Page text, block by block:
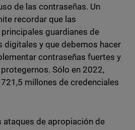
de las contraseñas. Un
recordar que las
guardianes de
digitales y que debemos hacer
contraseñas fuertes y
Sólo en 2022,
721,5 millones de credenciales
ataques de apropiación de